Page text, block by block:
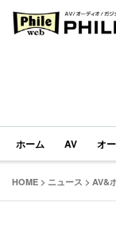
PHILE WEB｜
ホーム AV オ
HOME > ニュース > AV&